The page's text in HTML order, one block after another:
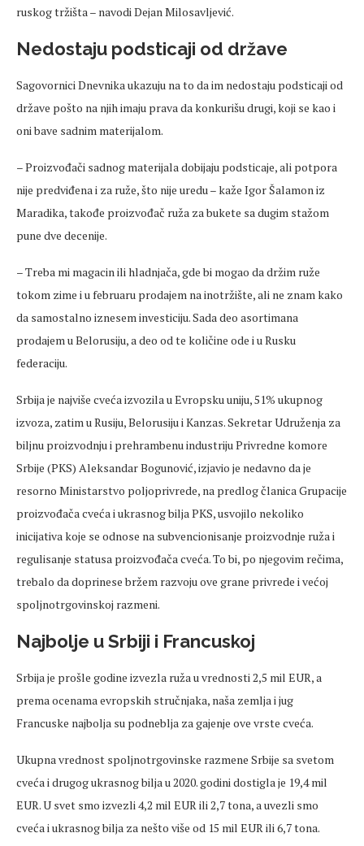
ruskog tržišta – navodi Dejan Milosavljević.
Nedostaju podsticaji od države
Sagovornici Dnevnika ukazuju na to da im nedostaju podsticaji od
države pošto na njih imaju prava da konkurišu drugi, koji se kao i
oni bave sadnim materijalom.
– Proizvođači sadnog materijala dobijaju podsticaje, ali potpora
nije predviđena i za ruže, što nije uredu – kaže Igor Šalamon iz
Maradika, takođe proizvođač ruža za bukete sa dugim stažom
pune dve decenije.
– Treba mi magacin ili hladnjača, gde bi mogao da držim ruže
tokom zime i u februaru prodajem na inotržište, ali ne znam kako
da samostalno iznesem investiciju. Sada deo asortimana
prodajem u Belorusiju, a deo od te količine ode i u Rusku
federaciju.
Srbija je najviše cveća izvozila u Evropsku uniju, 51% ukupnog
izvoza, zatim u Rusiju, Belorusiju i Kanzas. Sekretar Udruženja za
biljnu proizvodnju i prehrambenu industriju Privredne komore
Srbije (PKS) Aleksandar Bogunović, izjavio je nedavno da je
resorno Ministarstvo poljoprivrede, na predlog članica Grupacije
proizvođača cveća i ukrasnog bilja PКS, usvojilo nekoliko
inicijativa koje se odnose na subvencionisanje proizvodnje ruža i
regulisanje statusa proizvođača cveća. To bi, po njegovim rečima,
trebalo da doprinese bržem razvoju ove grane privrede i većoj
spoljnotrgovinskoj razmeni.
Najbolje u Srbiji i Francuskoj
Srbija je prošle godine izvezla ruža u vrednosti 2,5 mil EUR, a
prema ocenama evropskih stručnjaka, naša zemlja i jug
Francuske najbolja su podneblja za gajenje ove vrste cveća.
Ukupna vrednost spoljnotrgovinske razmene Srbije sa svetom
cveća i drugog ukrasnog bilja u 2020. godini dostigla je 19,4 mil
EUR. U svet smo izvezli 4,2 mil EUR ili 2,7 tona, a uvezli smo
cveća i ukrasnog bilja za nešto više od 15 mil EUR ili 6,7 tona.